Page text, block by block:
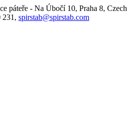
páteře - Na Úbočí 10, Praha 8, Czech
231, spirstab@spirstab.com